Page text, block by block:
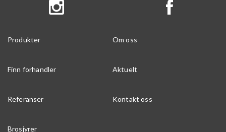
Produkter Om oss
Finn forhandler Aktuelt
Referanser Kontakt oss
Brosjyrer